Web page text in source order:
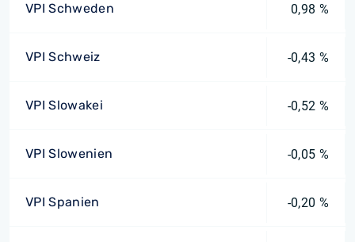
VPI Schweden 0,98 %
VPI Schweiz -0,43 %
VPI Slowakei -0,52 %
VPI Slowenien -0,05 %
VPI Spanien -0,20 %